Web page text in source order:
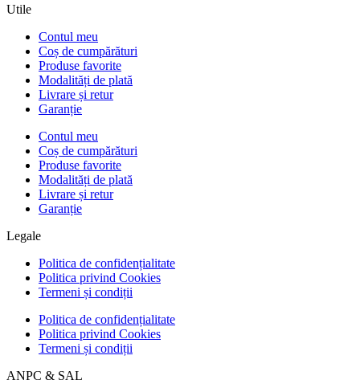
Utile
Contul meu
Coș de cumpărături
Produse favorite
Modalități de plată
Livrare și retur
Garanție
Contul meu
Coș de cumpărături
Produse favorite
Modalități de plată
Livrare și retur
Garanție
Legale
Politica de confidențialitate
Politica privind Cookies
Termeni și condiții
Politica de confidențialitate
Politica privind Cookies
Termeni și condiții
ANPC & SAL